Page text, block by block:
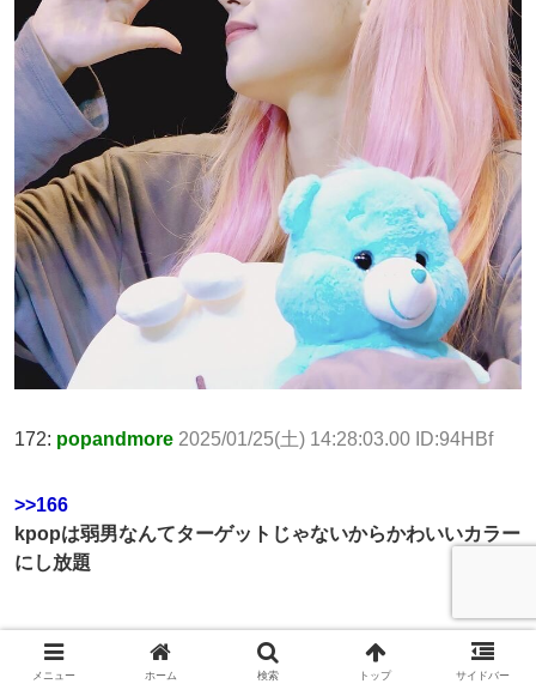
172: popandmore 2025/01/25(土) 14:28:03.00 ID:94HBf
>>166
kpopは弱男なんてターゲットじゃないからかわいいカラー
にし放題
173:popandmore 2025/01/25(土) 14:28:04.60 ID:n5Byf
メニュー ホーム 検索 トップ サイドバー